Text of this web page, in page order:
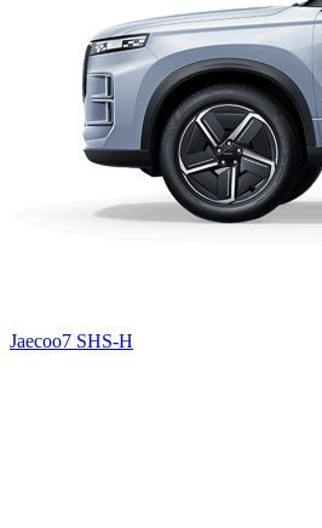
Jaecoo7 SHS-H